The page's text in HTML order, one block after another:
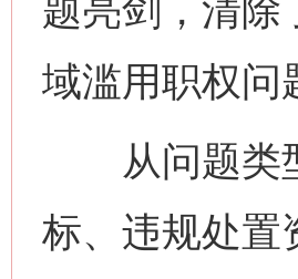
题亮剑，清除
域滥用职权问
从问题类型
标、违规处置